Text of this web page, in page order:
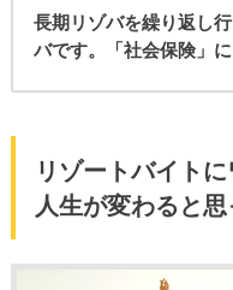
長期リゾバを繰り返し
バです。「社会保険」
リゾートバイト
人生が変わると思